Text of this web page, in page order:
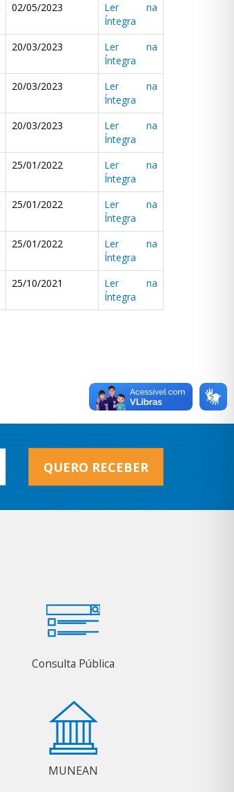
02/05/2023
Ler na
Íntegra
20/03/2023
Ler na
Íntegra
20/03/2023
Ler na
Íntegra
20/03/2023
Ler na
Íntegra
25/01/2022
Ler na
Íntegra
25/01/2022
Ler na
Íntegra
25/01/2022
Ler na
Íntegra
25/10/2021
Ler na
Íntegra
QUERO RECEBER
Consulta Pública
MUNEAN